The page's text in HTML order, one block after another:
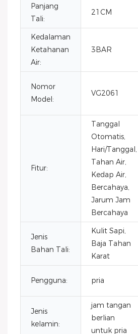
Panjang
Tali:
21CM
Kedalaman
Ketahanan
Air:
3BAR
Nomor
Model:
VG2061
Fitur:
Tanggal
Otomatis,
Hari/Tanggal,
Tahan Air,
Kedap Air,
Bercahaya,
Jarum Jam
Bercahaya
Jenis
Bahan Tali:
Kulit Sapi,
Baja Tahan
Karat
Pengguna: pria
Jenis
kelamin:
jam tangan
berlian
untuk pria